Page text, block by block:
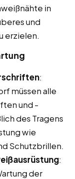
in
und
erzielen.
:
müssen alle
und -
des Tragens
wie
Schutzbrillen.
:
der